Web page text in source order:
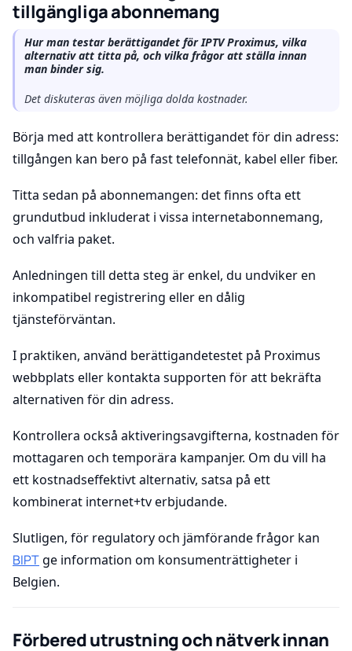
tillgängliga abonnemang
Hur man testar berättigandet för IPTV Proximus, vilka
alternativ att titta på, och vilka frågor att ställa innan
man binder sig.
Det diskuteras även möjliga dolda kostnader.
Börja med att kontrollera berättigandet för din adress:
tillgången kan bero på fast telefonnät, kabel eller fiber.
Titta sedan på abonnemangen: det finns ofta ett
grundutbud inkluderat i vissa internetabonnemang,
och valfria paket.
Anledningen till detta steg är enkel, du undviker en
inkompatibel registrering eller en dålig
tjänsteförväntan.
I praktiken, använd berättigandetestet på Proximus
webbplats eller kontakta supporten för att bekräfta
alternativen för din adress.
Kontrollera också aktiveringsavgifterna, kostnaden för
mottagaren och temporära kampanjer. Om du vill ha
ett kostnadseffektivt alternativ, satsa på ett
kombinerat internet+tv erbjudande.
Slutligen, för regulatory och jämförande frågor kan
BIPT ge information om konsumenträttigheter i
Belgien.
Förbered utrustning och nätverk innan